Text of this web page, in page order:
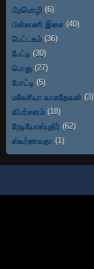
பிறமொழி (6)
பின்னணி இசை (40)
பெட்டகம் (36)
பேட்டி (30)
பொது (27)
போட்டி (5)
மலேசியா வாசுதேவன் (3)
விமர்சனம் (18)
றேடியோஸ்புதிர் (62)
ஸ்வர்ணலதா (1)